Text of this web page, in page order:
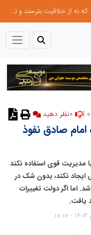
آینده پوشاک ایران به مدیران نابغه‌ای نیاز دارد که نه از خلاقیت بترسند و نه بروکراسی
نظر دهید
صادق نفوذ
مدیریت قوی استفاده نکند
ایجاد نکند، بدون شک در
شد. اما اگر دولت تغییرات
یافت.